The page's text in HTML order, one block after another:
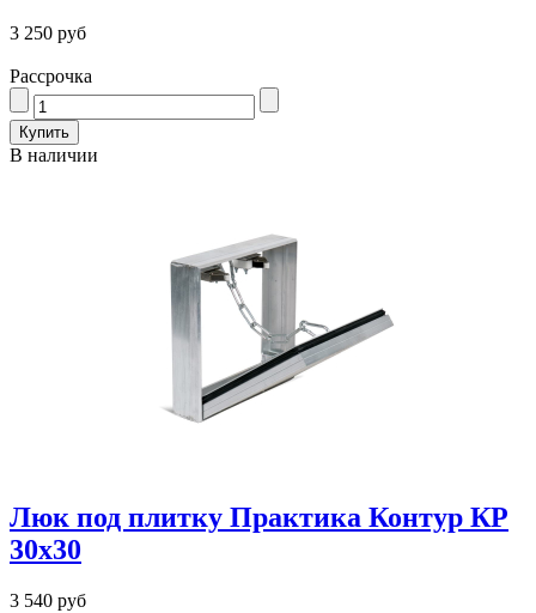
3 250 руб
Рассрочка
В наличии
Люк под плитку Практика Контур КР
30х30
3 540 руб